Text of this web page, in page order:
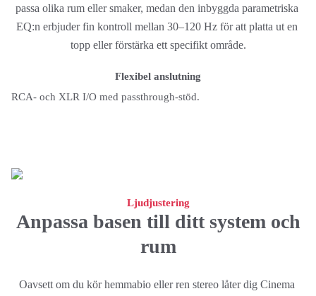
passa olika rum eller smaker, medan den inbyggda parametriska
EQ:n erbjuder fin kontroll mellan 30–120 Hz för att platta ut en
topp eller förstärka ett specifikt område.
Flexibel anslutning
RCA- och XLR I/O med passthrough-stöd.
Ljudjustering
Anpassa basen till ditt system och
rum
Oavsett om du kör hemmabio eller ren stereo låter dig Cinema